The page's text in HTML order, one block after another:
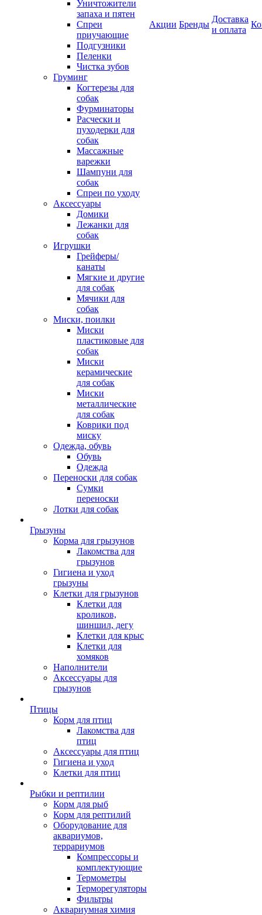
Уничтожители
запаха и пятен
Спреи
приучающие
Подгузники
Пеленки
Чистка зубов
Груминг
Когтерезы для
собак
Фурминаторы
Расчески и
пуходерки для
собак
Массажные
варежки
Шампуни для
собак
Спреи по уходу
Аксессуары
Домики
Лежанки для
собак
Игрушки
Грейферы/
канаты
Мягкие и другие
для собак
Мячики для
собак
Миски, поилки
Миски
пластиковые для
собак
Миски
керамические
для собак
Миски
металлические
для собак
Коврики под
миску
Одежда, обувь
Обувь
Одежда
Переноски для собак
Сумки
переноски
Лотки для собак
Грызуны
Корма для грызунов
Лакомства для
грызунов
Гигиена и уход
грызуны
Клетки для грызунов
Клетки для
кроликов,
шиншил, дегу
Клетки для крыс
Клетки для
хомяков
Наполнители
Аксессуары для
грызунов
Птицы
Корм для птиц
Лакомства для
птиц
Аксессуары для птиц
Гигиена и уход
Клетки для птиц
Рыбки и рептилии
Корм для рыб
Корм для рептилий
Оборудование для
аквариумов,
террариумов
Компрессоры и
комплектующие
Термометры
Терморегуляторы
Фильтры
Аквариумная химия
Акции Бренды
Доставка
и оплата